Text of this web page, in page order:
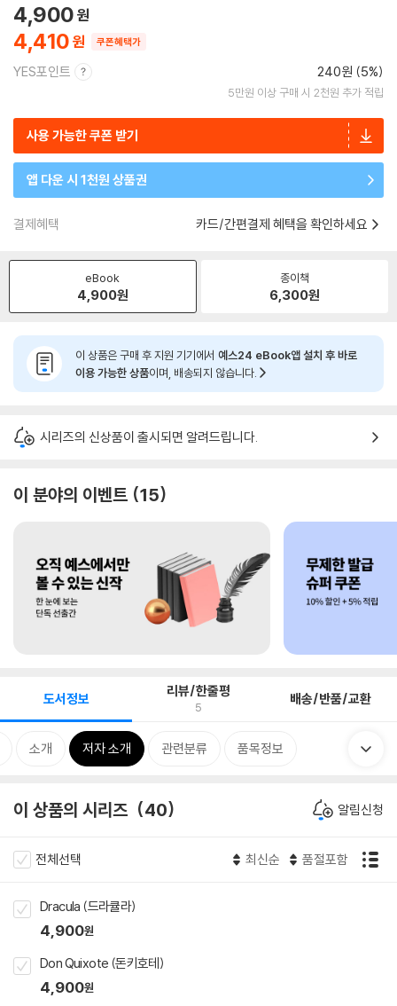
4,410
4,900
쿠폰혜택가
YES포인트 240원 (5%)
5만원 이상 구매 시 2천원 추가 적립
사용 가능한 쿠폰 받기
앱 다운 시 1천원 상품권
결제혜택 카드/간편결제 혜택을 확인하세요
eBook
4,900원
종이책
6,300원
이 상품은 구매 후 지원 기기에서 예스24 eBook앱 설치 후 바로
이용 가능한 상품이며, 배송되지 않습니다.
시리즈의 신상품이 출시되면 알려드립니다.
이 분야의 이벤트 15
도서정보 리뷰/한줄평
5 배송/반품/교환
소개 저자 소개 관련분류 품목정보
이 상품의 시리즈 40 알림신청
전체선택 최신순 품절포함
Dracula (드라큘라)
4,900원
Don Quixote (돈키호테)
4,900원